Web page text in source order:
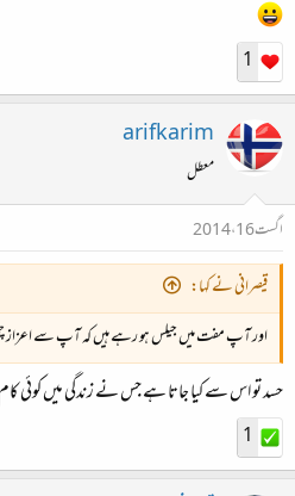
1
arifkarim
معطل
اگست 16، 2014
قیصرانی نے کہا:
اور آپ مفت میں جیلس ہو رہے ہیں کہ آپ سے اعزاز
حسد تو اس سے کیا جاتا ہے جس نے زندگی میں کوئی
1